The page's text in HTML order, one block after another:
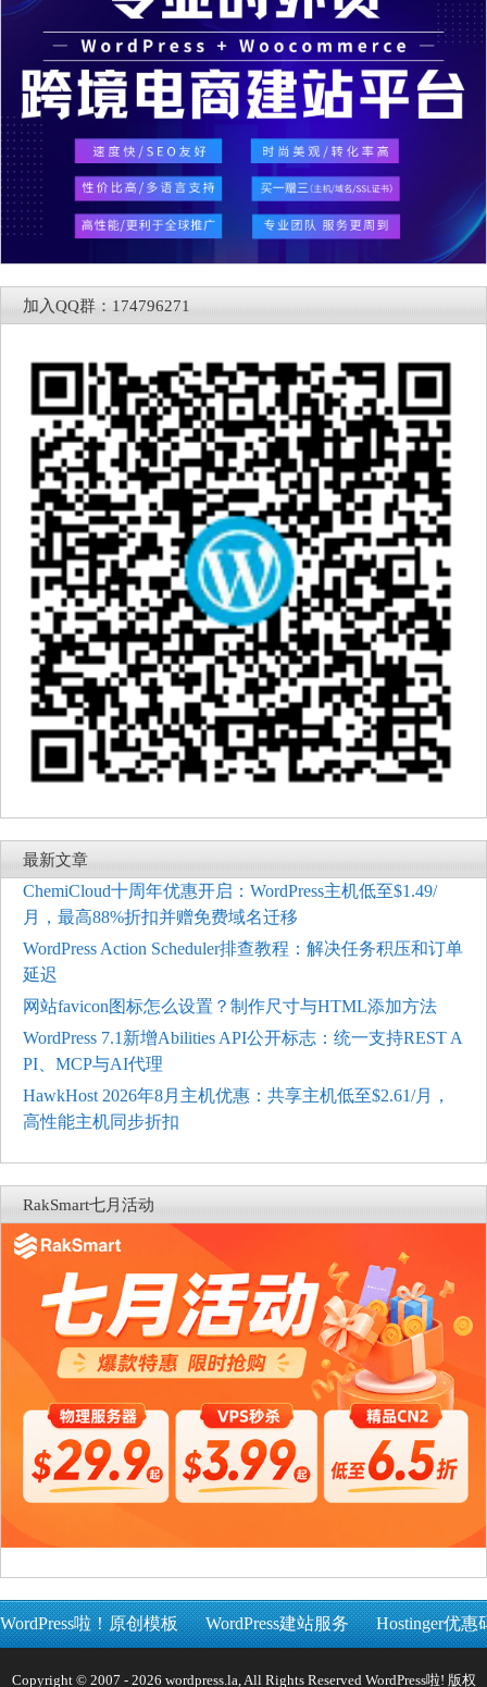
加入QQ群：174796271
最新文章
ChemiCloud十周年优惠开启：WordPress主机低至$1.49/
月，最高88%折扣并赠免费域名迁移
WordPress Action Scheduler排查教程：解决任务积压和订单
延迟
网站favicon图标怎么设置？制作尺寸与HTML添加方法
WordPress 7.1新增Abilities API公开标志：统一支持REST A
PI、MCP与AI代理
HawkHost 2026年8月主机优惠：共享主机低至$2.61/月，
高性能主机同步折扣
RakSmart七月活动
WordPress啦！原创模板 WordPress建站服务 Hostinger优惠
Copyright © 2007 - 2026 wordpress.la, All Rights Reserved WordPress啦! 版权